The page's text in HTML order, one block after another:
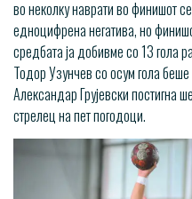
во неколку наврати во финишот
едноцифрена негатива, но
средбата ја добивме со 13 гола
Тодор Узунчев со осум гола
Александар Грујевски постигна
стрелец на пет погодоци.